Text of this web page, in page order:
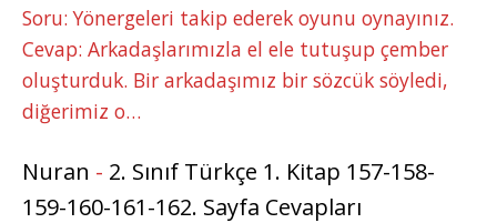
Soru: Yönergeleri takip ederek oyunu oynayınız.
Cevap: Arkadaşlarımızla el ele tutuşup çember
oluşturduk. Bir arkadaşımız bir sözcük söyledi,
diğerimiz o…
Nuran - 2. Sınıf Türkçe 1. Kitap 157-158-
159-160-161-162. Sayfa Cevapları